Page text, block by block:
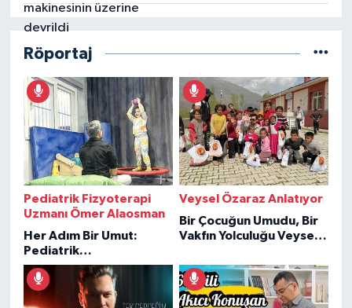
Röportaj
Pediatrik Fizyoterapi
Uzmanı Ömer Alaosman
Her Adım Bir Umut:
Pediatrik
Fizyoterapiden İlham
Veren Hikâyeler
Veysel Özaraz Anlatıyor
Bir Çocuğun Umudu, Bir
Vakfın Yolculuğu Veysel